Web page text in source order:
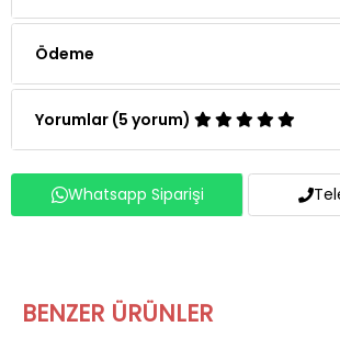
Ödeme
Yorumlar (5 yorum)
Whatsapp Siparişi
BENZER ÜRÜNLER